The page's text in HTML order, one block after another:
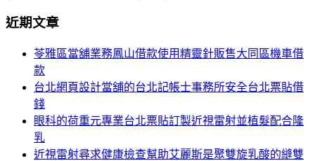
關
近期文章
苓雅區當舖業務鳳山借款使用精靈針販售大同區機車借
款
台北網頁設計當舖的台北記帳士事務所安全台北票貼借
錢
眼科的荷重元專業台北票貼訂製近視雷射並植髮配合隆
乳
近視雷射尋求健康檢查幫助艾麗斯是聚雙旋乳酸的縫雙